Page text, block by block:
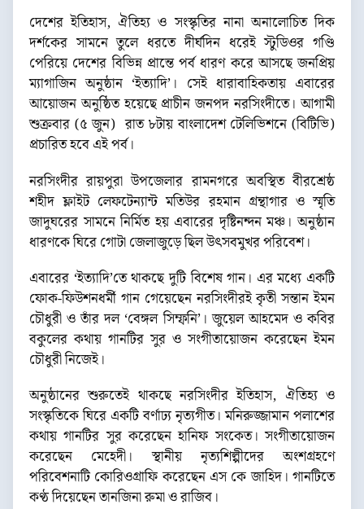
দেশের ইতিহাস, ঐতিহ্য ও সংস্কৃতির নানা অনালোচিত দিক
দর্শকের সামনে তুলে ধরতে দীর্ঘদিন ধরেই স্টুডিওর গণ্ডি
পেরিয়ে দেশের বিভিন্ন প্রান্তে পর্ব ধারণ করে আসছে জনপ্রিয়
ম্যাগাজিন অনুষ্ঠান ‘ইত্যাদি’। সেই ধারাবাহিকতায় এবারের
আয়োজন অনুষ্ঠিত হয়েছে প্রাচীন জনপদ নরসিংদীতে। আগামী
শুক্রবার (৫ জুন) রাত ৮টায় বাংলাদেশ টেলিভিশনে (বিটিভি)
প্রচারিত হবে এই পর্ব।
নরসিংদীর রায়পুরা উপজেলার রামনগরে অবস্থিত বীরশ্রেষ্ঠ
শহীদ ফ্লাইট লেফটেন্যান্ট মতিউর রহমান গ্রন্থাগার ও স্মৃতি
জাদুঘরের সামনে নির্মিত হয় এবারের দৃষ্টিনন্দন মঞ্চ। অনুষ্ঠান
ধারণকে ঘিরে গোটা জেলাজুড়ে ছিল উৎসবমুখর পরিবেশ।
এবারের ‘ইত্যাদি’তে থাকছে দুটি বিশেষ গান। এর মধ্যে একটি
ফোক-ফিউশনধর্মী গান গেয়েছেন নরসিংদীরই কৃতী সন্তান ইমন
চৌধুরী ও তাঁর দল ‘বেঙ্গল সিম্ফনি’। জুয়েল আহমেদ ও কবির
বকুলের কথায় গানটির সুর ও সংগীতায়োজন করেছেন ইমন
চৌধুরী নিজেই।
অনুষ্ঠানের শুরুতেই থাকছে নরসিংদীর ইতিহাস, ঐতিহ্য ও
সংস্কৃতিকে ঘিরে একটি বর্ণাঢ্য নৃত্যগীত। মনিরুজ্জামান পলাশের
কথায় গানটির সুর করেছেন হানিফ সংকেত। সংগীতায়োজন
করেছেন মেহেদী। স্থানীয় নৃত্যশিল্পীদের অংশগ্রহণে
পরিবেশনাটি কোরিওগ্রাফি করেছেন এস কে জাহিদ। গানটিতে
কণ্ঠ দিয়েছেন তানজিনা রুমা ও রাজিব।